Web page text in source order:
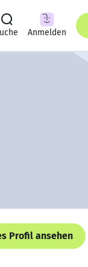
Anmelden
Profil ansehen